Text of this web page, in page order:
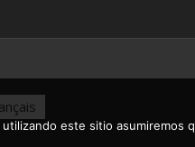
este sitio asumiremos